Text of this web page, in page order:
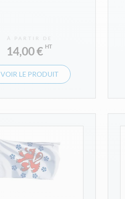
À PARTIR DE
14,00 €
VOIR LE PRODUIT